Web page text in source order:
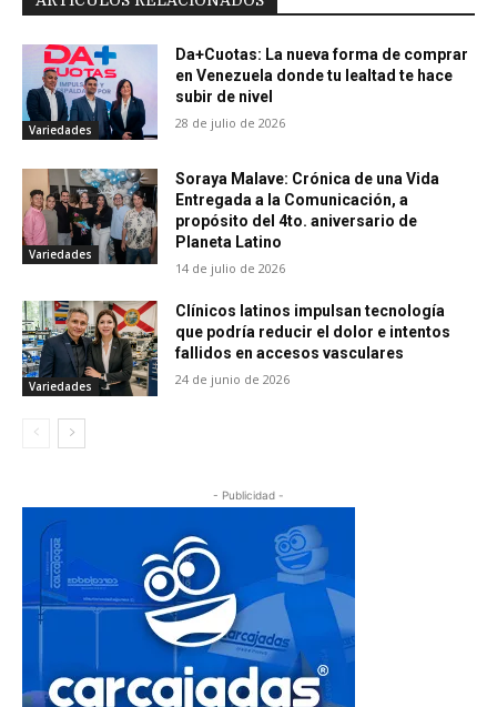
Variedades
Da+Cuotas: La nueva forma de comprar
en Venezuela donde tu lealtad te hace
subir de nivel
28 de julio de 2026
Variedades
Soraya Malave: Crónica de una Vida
Entregada a la Comunicación, a
propósito del 4to. aniversario de
Planeta Latino
14 de julio de 2026
Variedades
Clínicos latinos impulsan tecnología
que podría reducir el dolor e intentos
fallidos en accesos vasculares
24 de junio de 2026
- Publicidad -